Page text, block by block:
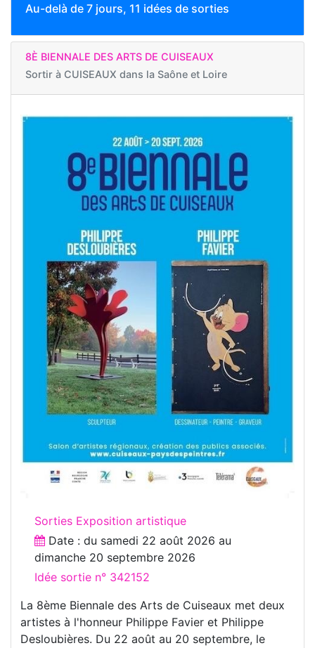
Au-delà de 7 jours, 11 idées de sorties
8È BIENNALE DES ARTS DE CUISEAUX
Sortir à CUISEAUX dans la Saône et Loire
Sorties Exposition artistique
Date : du samedi 22 août 2026 au
dimanche 20 septembre 2026
Idée sortie n° 342152
La 8ème Biennale des Arts de Cuiseaux met deux
artistes à l'honneur Philippe Favier et Philippe
Desloubières. Du 22 août au 20 septembre, le